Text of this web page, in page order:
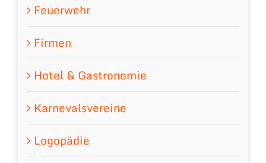
Feuerwehr
Firmen
Hotel & Gastronomie
Karnevalsvereine
Logopädie